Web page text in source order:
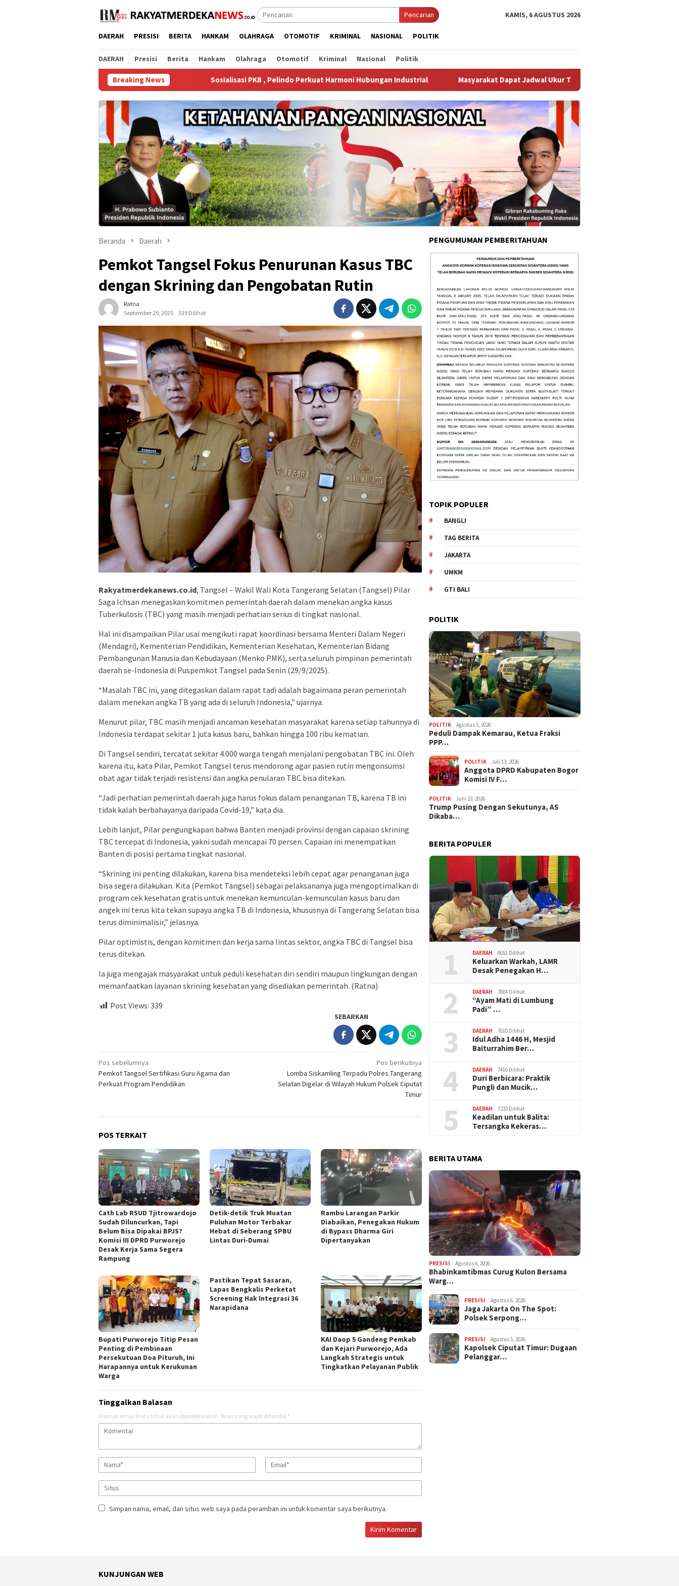
Pencarian KAMIS, 6 AGUSTUS 2026
DAERAH PRESISI BERITA HANKAM OLAHRAGA OTOMOTIF KRIMINAL NASIONAL POLITIK
DAERAH Presisi Berita Hankam Olahraga Otomotif Kriminal Nasional Politik
Breaking NewsSosialisasi PKB , Pelindo Perkuat Harmoni Hubungan Industrial ‎Masyarakat Dapat Jadwal Ukur Tanah yang Lebih Jelas Berkat Layanan
Beranda Daerah
Pemkot Tangsel Fokus Penurunan Kasus TBC
dengan Skrining dan Pengobatan Rutin
Ratna
September 29, 2025
339 Dilihat
Rakyatmerdekanews.co.id, Tangsel – Wakil Wali Kota Tangerang Selatan (Tangsel) Pilar
Saga Ichsan menegaskan komitmen pemerintah daerah dalam menekan angka kasus
Tuberkulosis (TBC) yang masih menjadi perhatian serius di tingkat nasional.
Hal ini disampaikan Pilar usai mengikuti rapat koordinasi bersama Menteri Dalam Negeri
(Mendagri), Kementerian Pendidikan, Kementerian Kesehatan, Kementerian Bidang
Pembangunan Manusia dan Kebudayaan (Menko PMK), serta seluruh pimpinan pemerintah
daerah se-Indonesia di Puspemkot Tangsel pada Senin (29/9/2025).
“Masalah TBC ini, yang ditegaskan dalam rapat tadi adalah bagaimana peran pemerintah
dalam menekan angka TB yang ada di seluruh Indonesia,” ujarnya.
Menurut pilar, TBC masih menjadi ancaman kesehatan masyarakat karena setiap tahunnya di
Indonesia terdapat sekitar 1 juta kasus baru, bahkan hingga 100 ribu kematian.
Di Tangsel sendiri, tercatat sekitar 4.000 warga tengah menjalani pengobatan TBC ini. Oleh
karena itu, kata Pilar, Pemkot Tangsel terus mendorong agar pasien rutin mengonsumsi
obat agar tidak terjadi resistensi dan angka penularan TBC bisa ditekan.
“Jadi perhatian pemerintah daerah juga harus fokus dalam penanganan TB, karena TB ini
tidak kalah berbahayanya daripada Covid-19,” kata dia.
Lebih lanjut, Pilar pengungkapan bahwa Banten menjadi provinsi dengan capaian skrining
TBC tercepat di Indonesia, yakni sudah mencapai 70 persen. Capaian ini menempatkan
Banten di posisi pertama tingkat nasional.
“Skrining ini penting dilakukan, karena bisa mendeteksi lebih cepat agar penanganan juga
bisa segera dilakukan. Kita (Pemkot Tangsel) sebagai pelaksananya juga mengoptimalkan di
program cek kesehatan gratis untuk menekan kemunculan-kemunculan kasus baru dan
angek ini terus kita tekan supaya angka TB di Indonesia, khususnya di Tangerang Selatan bisa
terus diminimalisir,” jelasnya.
Pilar optimistis, dengan komitmen dan kerja sama lintas sektor, angka TBC di Tangsel bisa
terus ditekan.
Ia juga mengajak masyarakat untuk peduli kesehatan diri sendiri maupun lingkungan dengan
memanfaatkan layanan skrining kesehatan yang disediakan pemerintah. (Ratna)
Post Views: 339
SEBARKAN
Navigasi
pos
Pos sebelumnya
Pemkot Tangsel Sertifikasi Guru Agama dan
Perkuat Program Pendidikan
Pos berikutnya
Lomba Siskamling Terpadu Polres Tangerang
Selatan Digelar di Wilayah Hukum Polsek Ciputat
Timur
POS TERKAIT
‎Cath Lab RSUD Tjitrowardojo
Sudah Diluncurkan, Tapi
Belum Bisa Dipakai BPJS?
Komisi III DPRD Purworejo
Desak Kerja Sama Segera
Rampung
Detik-detik Truk Muatan
Puluhan Motor Terbakar
Hebat di Seberang SPBU
Lintas Duri-Dumai
Rambu Larangan Parkir
Diabaikan, Penegakan Hukum
di Bypass Dharma Giri
Dipertanyakan
Bupati Purworejo Titip Pesan
Penting di Pembinaan
Persekutuan Doa Pituruh, Ini
Harapannya untuk Kerukunan
Warga
Pastikan Tepat Sasaran,
Lapas Bengkalis Perketat
Screening Hak Integrasi 36
Narapidana
KAI Daop 5 Gandeng Pemkab
dan Kejari Purworejo, Ada
Langkah Strategis untuk
Tingkatkan Pelayanan Publik ‎
Tinggalkan Balasan
Alamat email Anda tidak akan dipublikasikan. Ruas yang wajib ditandai *
Simpan nama, email, dan situs web saya pada peramban ini untuk komentar saya berikutnya.
PENGUMUMAN PEMBERITAHUAN
TOPIK POPULER
BANGLI
TAG BERITA
JAKARTA
UMKM
GTI BALI
POLITIK
POLITIK Agustus 5, 2026
‎Peduli Dampak Kemarau, Ketua Fraksi
PPP…
POLITIK Juli 13, 2026
Anggota DPRD Kabupaten Bogor
Komisi IV F…
POLITIK Juni 23, 2026
Trump Pusing Dengan Sekutunya, AS
Dikaba…
BERITA POPULER
1 DAERAH 8651 Dilihat
Keluarkan Warkah, LAMR
Desak Penegakan H…
2 DAERAH 7884 Dilihat
“Ayam Mati di Lumbung
Padi” …
3 DAERAH 7610 Dilihat
Idul Adha 1446 H, Mesjid
Baiturrahim Ber…
4 DAERAH 7416 Dilihat
Duri Berbicara: Praktik
Pungli dan Mucik…
5 DAERAH 7233 Dilihat
Keadilan untuk Balita:
Tersangka Kekeras…
BERITA UTAMA
PRESISI Agustus 6, 2026
Bhabinkamtibmas Curug Kulon Bersama
Warg…
PRESISI Agustus 6, 2026
Jaga Jakarta On The Spot:
Polsek Serpong…
PRESISI Agustus 5, 2026
Kapolsek Ciputat Timur: Dugaan
Pelanggar…
KUNJUNGAN WEB